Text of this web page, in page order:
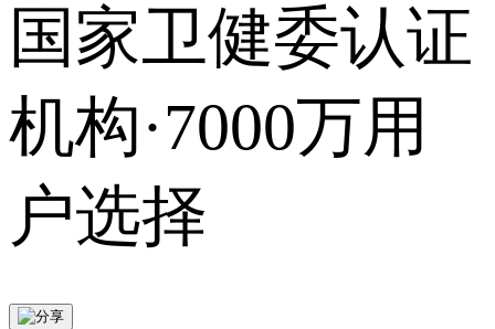
国家卫健委认证
机构·7000万用
户选择